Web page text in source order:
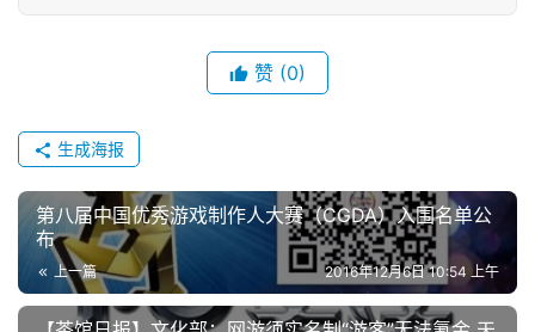
(
中
国
)
赞 (0)
生成海报
第八届中国优秀游戏制作人大赛（CGDA）入围名单公
布
上一篇 2016年12月6日 10:54 上午